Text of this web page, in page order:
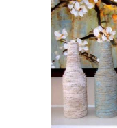
Изделия из
пластиковых